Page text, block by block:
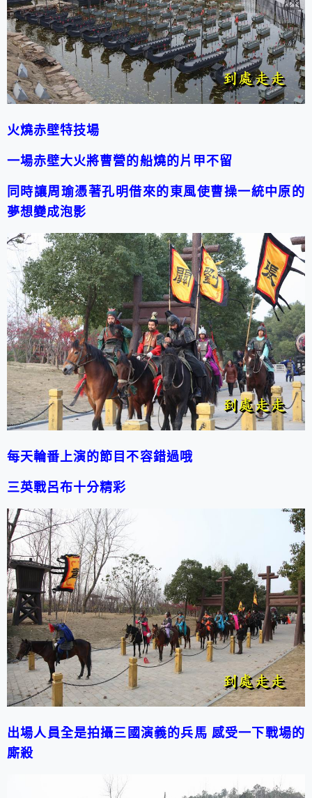
火燒赤壁特技場
一場赤壁大火將曹營的船燒的片甲不留
同時讓周瑜憑著孔明借來的東風使曹操一統中原的
夢想變成泡影
每天輪番上演的節目不容錯過哦
三英戰呂布十分精彩
出場人員全是拍攝三國演義的兵馬 感受一下戰場的
廝殺